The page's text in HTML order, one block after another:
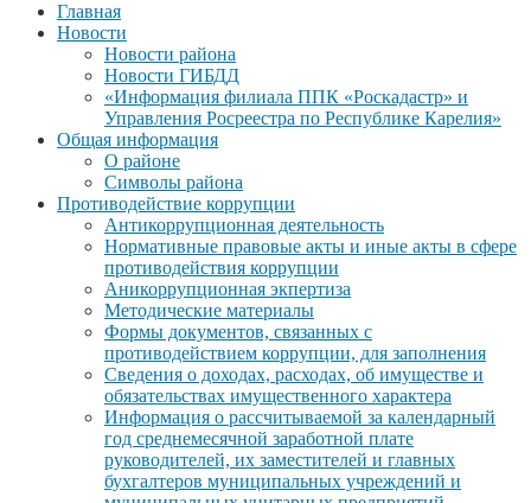
Главная
Новости
Новости района
Новости ГИБДД
«Информация филиала ППК «Роскадастр» и
Управления Росреестра по Республике Карелия»
Общая информация
О районе
Символы района
Противодействие коррупции
Антикоррупционная деятельность
Нормативные правовые акты и иные акты в сфере
противодействия коррупции
Аникоррупционная экпертиза
Методические материалы
Формы документов, связанных с
противодействием коррупции, для заполнения
Сведения о доходах, расходах, об имуществе и
обязательствах имущественного характера
Информация о рассчитываемой за календарный
год среднемесячной заработной плате
руководителей, их заместителей и главных
бухгалтеров муниципальных учреждений и